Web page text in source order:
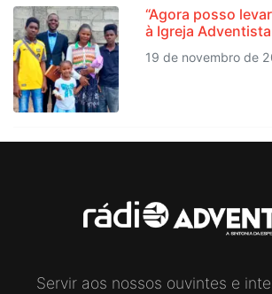
“Agora posso
à Igreja
19 de novembro de
Servir aos nossos ouvintes e